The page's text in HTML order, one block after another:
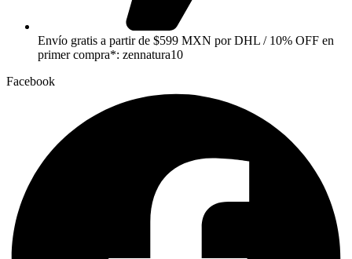
Envío gratis a partir de $599 MXN por DHL / 10% OFF en
primer compra*: zennatura10
Facebook